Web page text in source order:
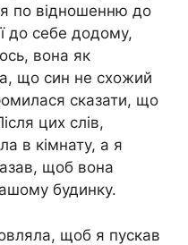
по відношенню до
до себе додому,
вона як
що син не схожий
сказати, що
цих слів,
в кімнату, а я
щоб вона
будинку.
щоб я пускав